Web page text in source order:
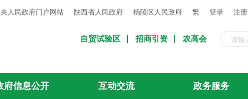
人民政府门户网站 陕西省人民政府 杨陵区人民政府 繁 登录 注册
自贸试验区 招商引资 农高会
府信息公开 互动交流 政务服务